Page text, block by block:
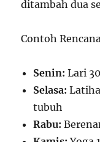
ditambah dua
Contoh
Senin: Lari
Selasa:
tubuh
Rabu: